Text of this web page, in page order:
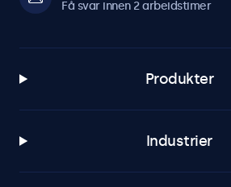
Få svar innen 2 arbeidstimer
Produkter
Industrier